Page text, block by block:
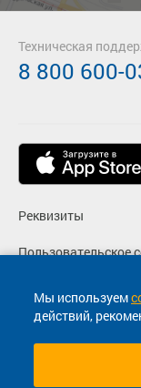
Мы используем
действий,
Реквизиты
Пользовательское
Политика
Согласие на
Техническая
8 800 600-
© 2013-2026, ООО